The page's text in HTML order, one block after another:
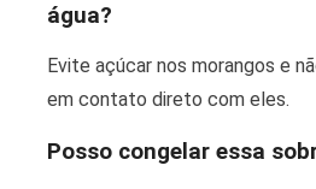
água?
Evite açúcar nos morangos e
em contato direto com eles.
Posso congelar essa